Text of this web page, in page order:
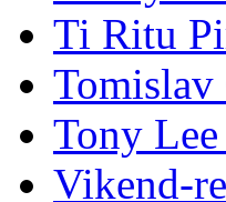
Ti Ritu
Tomislav
Tony
Vikend-